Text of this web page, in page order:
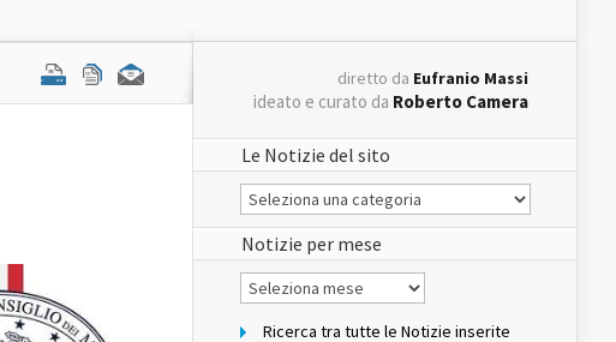
diretto da Eufranio Massi
ideato e curato da Roberto Camera
Le Notizie del sito
Le
Notizie
del
sito
Notizie per mese
Notizie
per
Ricerca tra tutte le Notizie inserite